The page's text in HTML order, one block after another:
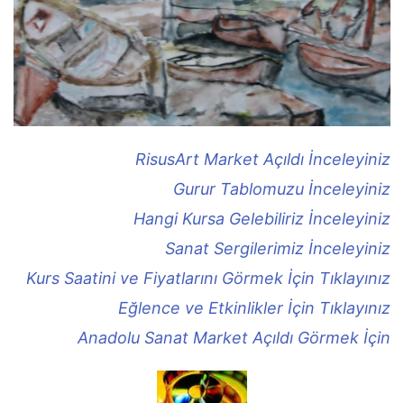
RisusArt Market Açıldı İnceleyiniz
Gurur Tablomuzu İnceleyiniz
Hangi Kursa Gelebiliriz İnceleyiniz
Sanat Sergilerimiz İnceleyiniz
Kurs Saatini ve Fiyatlarını Görmek İçin Tıklayınız
Eğlence ve Etkinlikler İçin Tıklayınız
Anadolu Sanat Market Açıldı Görmek İçin